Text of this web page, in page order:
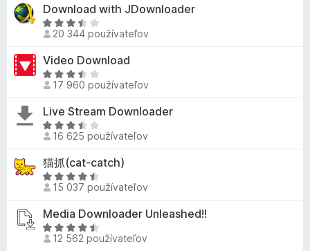
5
:
3
4
z
5
e
n
i
4
6
z
5
n
o
e
n
i
:
4
3
z
5
Download with JDownloader
H
o
d
n
o
e
n
i
:
3
7
z
5
20 344 používateľov
Video Download
H
o
d
n
o
e
n
i
:
3
17 960 používateľov
Live Stream Downloader
H
o
d
n
o
e
n
i
16 625 používateľov
猫抓(cat-catch)
H
o
d
n
o
15 037 používateľov
Media Downloader Unleashed!!
H
o 12 562 používateľov